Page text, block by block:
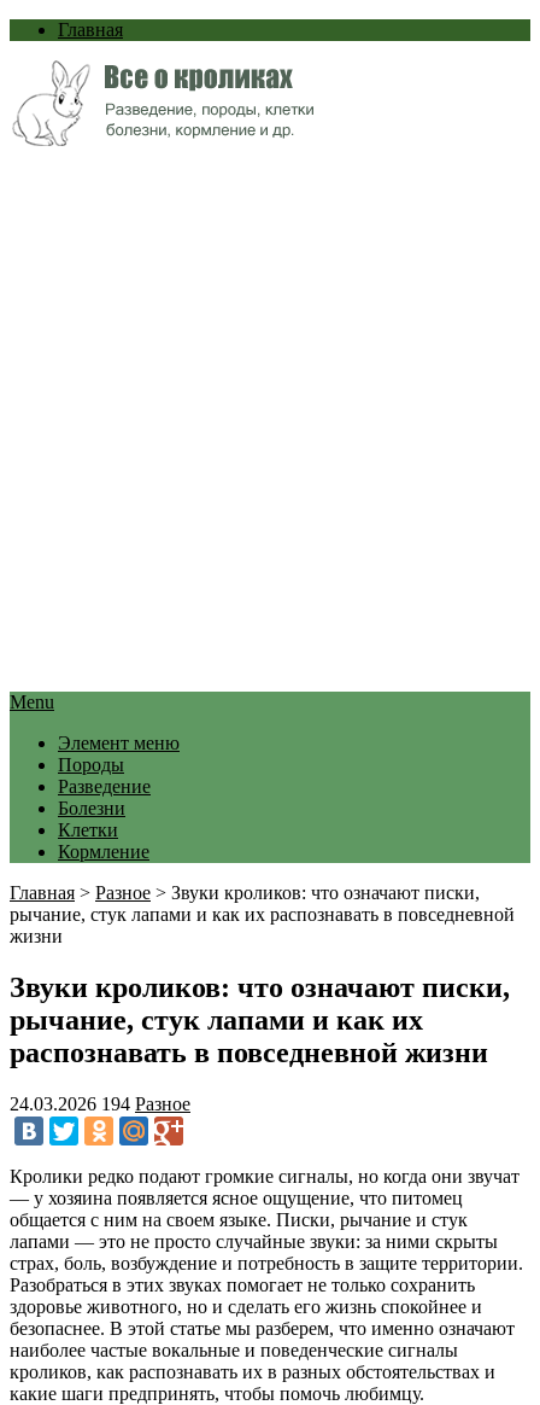
Главная
Menu
Элемент меню
Породы
Разведение
Болезни
Клетки
Кормление
Главная > Разное > Звуки кроликов: что означают писки,
рычание, стук лапами и как их распознавать в повседневной
жизни
Звуки кроликов: что означают писки,
рычание, стук лапами и как их
распознавать в повседневной жизни
24.03.2026 194 Разное
Кролики редко подают громкие сигналы, но когда они звучат
— у хозяина появляется ясное ощущение, что питомец
общается с ним на своем языке. Писки, рычание и стук
лапами — это не просто случайные звуки: за ними скрыты
страх, боль, возбуждение и потребность в защите территории.
Разобраться в этих звуках помогает не только сохранить
здоровье животного, но и сделать его жизнь спокойнее и
безопаснее. В этой статье мы разберем, что именно означают
наиболее частые вокальные и поведенческие сигналы
кроликов, как распознавать их в разных обстоятельствах и
какие шаги предпринять, чтобы помочь любимцу.